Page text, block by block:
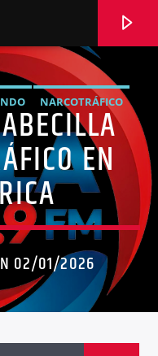
NARCOTRÁFICO
EN
02/01/2026